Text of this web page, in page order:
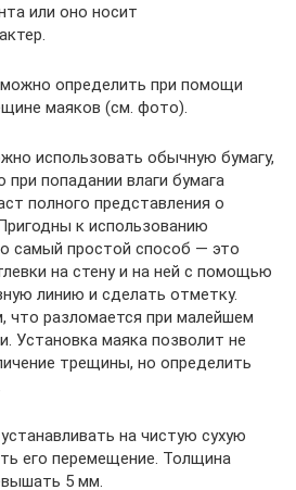
или оно носит
определить при помощи
маяков (см. фото).
использовать обычную бумагу,
попадании влаги бумага
полного представления о
к использованию
самый простой способ — это
на стену и на ней с помощью
линию и сделать отметку.
что разломается при малейшем
Установка маяка позволит не
трещины, но определить
на чистую сухую
его перемещение. Толщина
5 мм.